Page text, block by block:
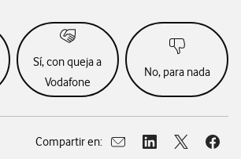
Sí, con queja a
Vodafone
No, para nada
Compartir en:
Abrir ventana para
Abrir ventana
Abrir Abrir